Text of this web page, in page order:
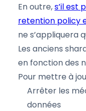
En outre,s’il est
retention policy
ne s’appliquera
Les anciens
en fonction des
Pour mettre à
Arrêter les
données